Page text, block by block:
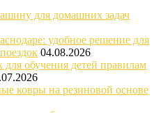
для домашних задач
удобное решение для
04.08.2026
обучения детей правилам
ковры на резиновой основе